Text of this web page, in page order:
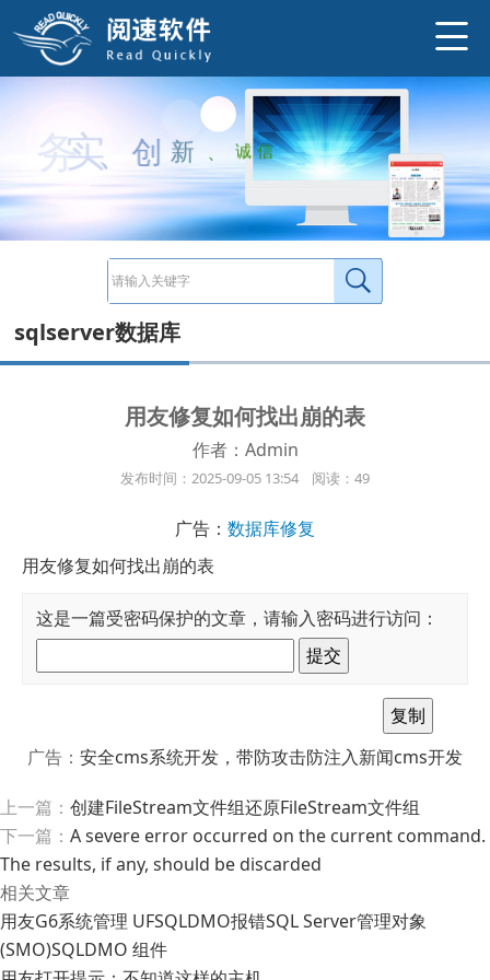
务实
、 创新、 诚 信
sqlserver数据库
用友修复如何找出崩的表
作者：Admin
发布时间：2025-09-05 13:54 阅读：49
广告： 数据库修复
用友修复如何找出崩的表
这是一篇受密码保护的文章，请输入密码进行访问：
广告： 安全cms系统开发，带防攻击防注入新闻cms开发
上一篇： 创建FileStream文件组还原FileStream文件组
下一篇： A severe error occurred on the current command.
The results, if any, should be discarded
相关文章
用友G6系统管理 UFSQLDMO报错SQL Server管理对象
(SMO)SQLDMO 组件